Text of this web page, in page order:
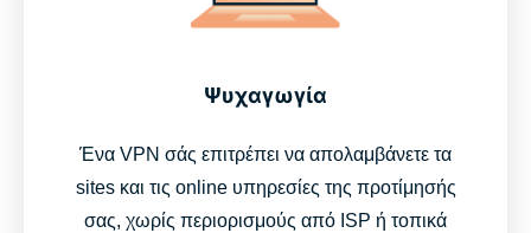
Ψυχαγωγία
Ένα VPN σάς επιτρέπει να απολαμβάνετε τα
sites και τις online υπηρεσίες της προτίμησής
σας, χωρίς περιορισμούς από ISP ή τοπικά